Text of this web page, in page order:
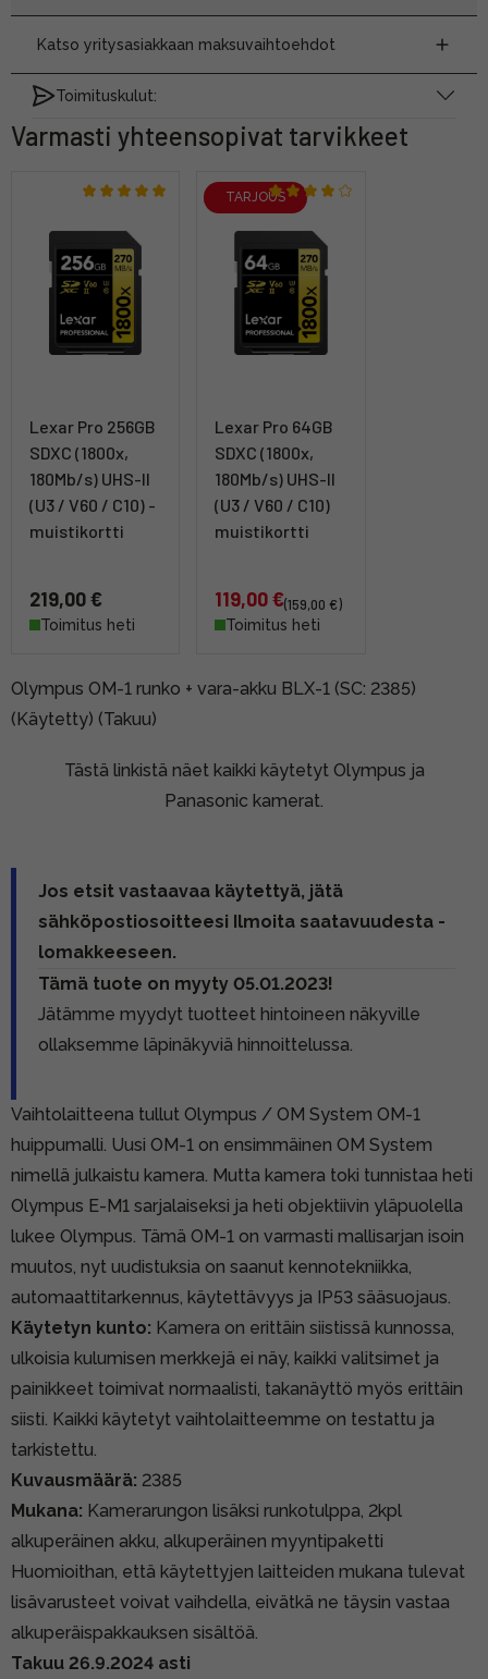
Katso yritysasiakkaan maksuvaihtoehdot
Toimituskulut:
Varmasti yhteensopivat tarvikkeet
Lexar Pro 256GB
SDXC (1800x,
180Mb/s) UHS-II
(U3 / V60 / C10) -
muistikortti
219,00 €
Toimitus heti
TARJOUS
Lexar Pro 64GB
SDXC (1800x,
180Mb/s) UHS-II
(U3 / V60 / C10)
muistikortti
119,00 €(159,00 €)
Toimitus heti
Olympus OM-1 runko + vara-akku BLX-1 (SC: 2385)
(Käytetty) (Takuu)
Tästä linkistä näet kaikki käytetyt Olympus ja
Panasonic kamerat.
Jos etsit vastaavaa käytettyä, jätä
sähköpostiosoitteesi Ilmoita saatavuudesta -
lomakkeeseen.
Tämä tuote on myyty 05.01.2023!
Jätämme myydyt tuotteet hintoineen näkyville
ollaksemme läpinäkyviä hinnoittelussa.
Vaihtolaitteena tullut Olympus / OM System OM-1
huippumalli. Uusi OM-1 on ensimmäinen OM System
nimellä julkaistu kamera. Mutta kamera toki tunnistaa heti
Olympus E-M1 sarjalaiseksi ja heti objektiivin yläpuolella
lukee Olympus. Tämä OM-1 on varmasti mallisarjan isoin
muutos, nyt uudistuksia on saanut kennotekniikka,
automaattitarkennus, käytettävyys ja IP53 sääsuojaus.
Käytetyn kunto: Kamera on erittäin siistissä kunnossa,
ulkoisia kulumisen merkkejä ei näy, kaikki valitsimet ja
painikkeet toimivat normaalisti, takanäyttö myös erittäin
siisti. Kaikki käytetyt vaihtolaitteemme on testattu ja
tarkistettu.
Kuvausmäärä: 2385
Mukana: Kamerarungon lisäksi runkotulppa, 2kpl
alkuperäinen akku, alkuperäinen myyntipaketti
Huomioithan, että käytettyjen laitteiden mukana tulevat
lisävarusteet voivat vaihdella, eivätkä ne täysin vastaa
alkuperäispakkauksen sisältöä.
Takuu 26.9.2024 asti